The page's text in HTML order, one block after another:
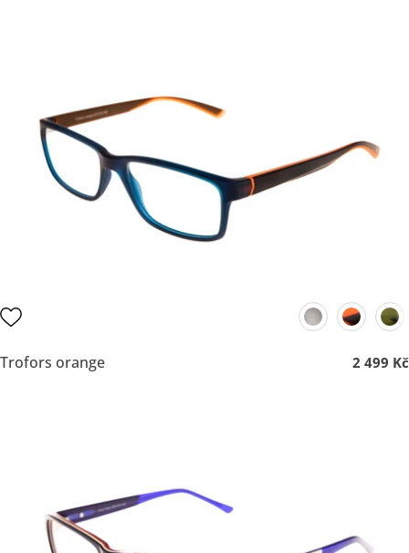
Trofors orange 2 499 Kč